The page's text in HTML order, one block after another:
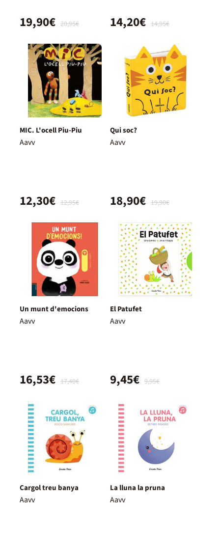
20,95€
19,90€ 14,95€
14,20€
MIC. L'ocell Piu-Piu
Aavv
12,95€
12,30€
Qui soc?
Aavv
19,90€
18,90€
Un munt d'emocions
Aavv
17,40€
16,53€
El Patufet
Aavv
9,95€
9,45€
Cargol treu banya
Aavv
La lluna la pruna
Aavv